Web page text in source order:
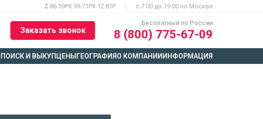
$ 86.59Р€ 99.71Р¥ 12.81Р c 7:00 до 19:00 по Москве
Заказать звонок
Бесплатный по России
8 (800) 775-67-09
ПОИСК И ВЫКУП ЦЕНЫ ГЕОГРАФИЯО КОМПАНИИ ИНФОРМАЦИЯ